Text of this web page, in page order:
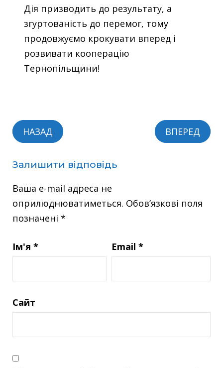
Дія призводить до результату, а
згуртованість до перемог, тому
продовжуємо крокувати вперед і
розвивати кооперацію
Тернопільщини!
НАЗАД ВПЕРЕД
Залишити відповідь
Ваша e-mail адреса не
оприлюднюватиметься. Обов’язкові поля
позначені *
Ім'я * Email *
Сайт